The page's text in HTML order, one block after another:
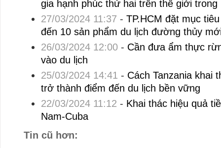
gia hạnh phúc thứ hai trên thế giới trong
27/03/2024 11:37 - TP.HCM đặt mục
đến 10 sản phẩm du lịch đường thủy
26/03/2024 12:00- Cần đưa ẩm thực
vào du lịch
25/03/2024 14:41 - Cách Tanzania khai
trở thành điểm đến du lịch bền vững
22/03/2024 11:12 - Khai thác hiệu quả
Nam-Cuba
Tin cũ hơn: